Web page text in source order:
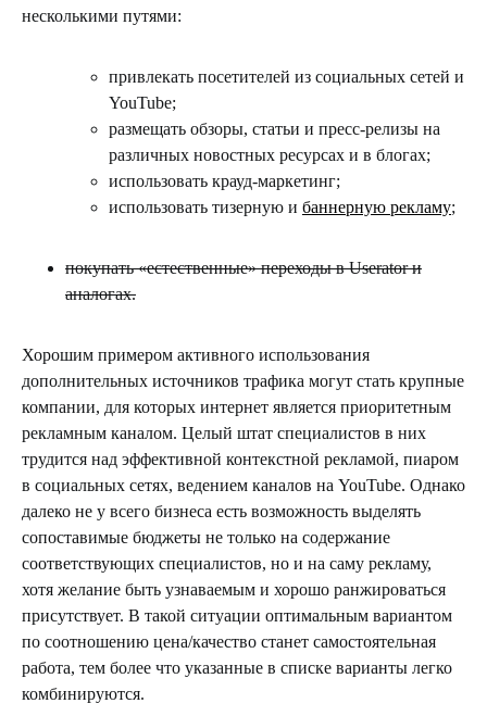
несколькими путями:
привлекать посетителей из социальных сетей и
YouTube;
размещать обзоры, статьи и пресс-релизы на
различных новостных ресурсах и в блогах;
использовать крауд-маркетинг;
использовать тизерную и баннерную рекламу;
покупать «естественные» переходы в Userator и
аналогах.
Хорошим примером активного использования
дополнительных источников трафика могут стать крупные
компании, для которых интернет является приоритетным
рекламным каналом. Целый штат специалистов в них
трудится над эффективной контекстной рекламой, пиаром
в социальных сетях, ведением каналов на YouTube. Однако
далеко не у всего бизнеса есть возможность выделять
сопоставимые бюджеты не только на содержание
соответствующих специалистов, но и на саму рекламу,
хотя желание быть узнаваемым и хорошо ранжироваться
присутствует. В такой ситуации оптимальным вариантом
по соотношению цена/качество станет самостоятельная
работа, тем более что указанные в списке варианты легко
комбинируются.